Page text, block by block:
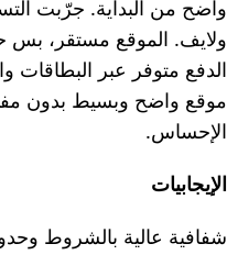
واضح من البداية. جرّبت
ولايف. الموقع مستقر، بس
الدفع متوفر عبر البطاقات
الإحساس.
الإيجابيات
شفافية عالية بالشروط